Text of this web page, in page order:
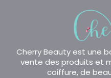
Cherry Beauty est une
vente des produits et
coiffure, de